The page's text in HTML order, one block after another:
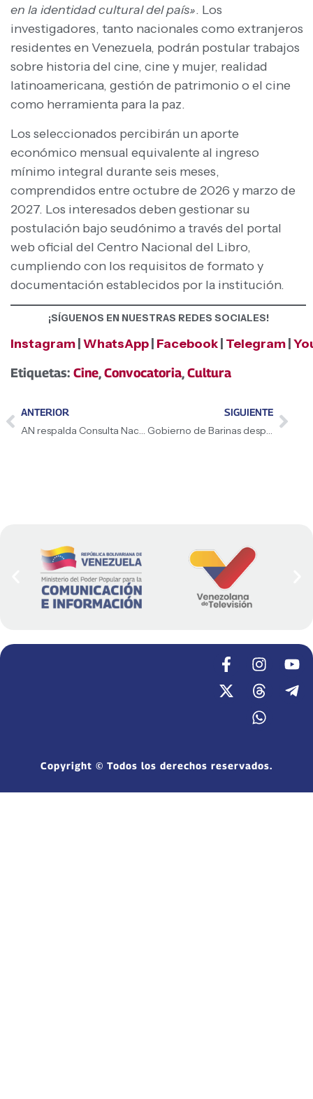
en la identidad cultural del país». Los
investigadores, tanto nacionales como extranjeros
residentes en Venezuela, podrán postular trabajos
sobre historia del cine, cine y mujer, realidad
latinoamericana, gestión de patrimonio o el cine
como herramienta para la paz.
Los seleccionados percibirán un aporte
económico mensual equivalente al ingreso
mínimo integral durante seis meses,
comprendidos entre octubre de 2026 y marzo de
2027. Los interesados deben gestionar su
postulación bajo seudónimo a través del portal
web oficial del Centro Nacional del Libro,
cumpliendo con los requisitos de formato y
documentación establecidos por la institución.
¡SÍGUENOS EN NUESTRAS REDES SOCIALES!
Instagram WhatsApp Facebook Telegram
Etiquetas: Cine,Convocatoria,Cultura
ANTERIOR
AN respalda Consulta Nacional sobre la Reforma de la Justicia Penal
SIGUIENTE
Gobierno de Barinas despliega atención tras fuertes lluvias
Copyright © Todos los derechos reservados.